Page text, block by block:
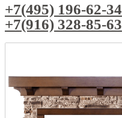
+7(495) 196-62-34
+7(916) 328-85-63